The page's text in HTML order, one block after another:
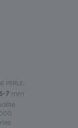
PERLE:
7 mm